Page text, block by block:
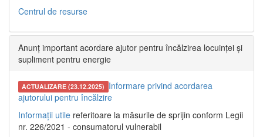
Centrul de resurse
Anunț important acordare ajutor pentru încălzirea locuinței și
supliment pentru energie
ACTUALIZARE (23.12.2025) Informare privind acordarea
ajutorului pentru încălzire
Informații utile referitoare la măsurile de sprijin conform Legii
nr. 226/2021 - consumatorul vulnerabil